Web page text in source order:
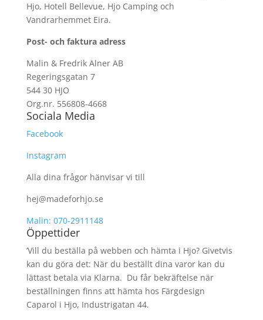
Hjo, Hotell Bellevue, Hjo Camping och
Vandrarhemmet Eira.
Post- och faktura adress
Malin & Fredrik Alner AB
Regeringsgatan 7
544 30 HJO
Org.nr. 556808-4668
Sociala Media
Facebook
Instagram
Alla dina frågor hänvisar vi till
hej@madeforhjo.se
Malin: 070-2911148
Öppettider
’Vill du beställa på webben och hämta i Hjo? Givetvis
kan du göra det: När du beställt dina varor kan du
lättast betala via Klarna. Du får bekräftelse när
beställningen finns att hämta hos Färgdesign
Caparol i Hjo, Industrigatan 44.